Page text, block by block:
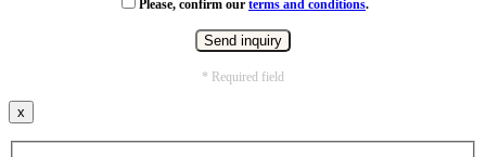
Please, confirm our terms and conditions.
* Required field
x